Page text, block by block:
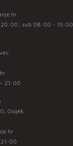
; sub 08:00 - 15:00
21:00
Osijek